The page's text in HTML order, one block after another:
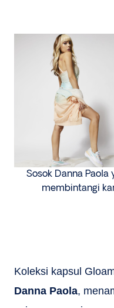
Sosok Danna
membintangi
Koleksi kapsul
Danna Paola,